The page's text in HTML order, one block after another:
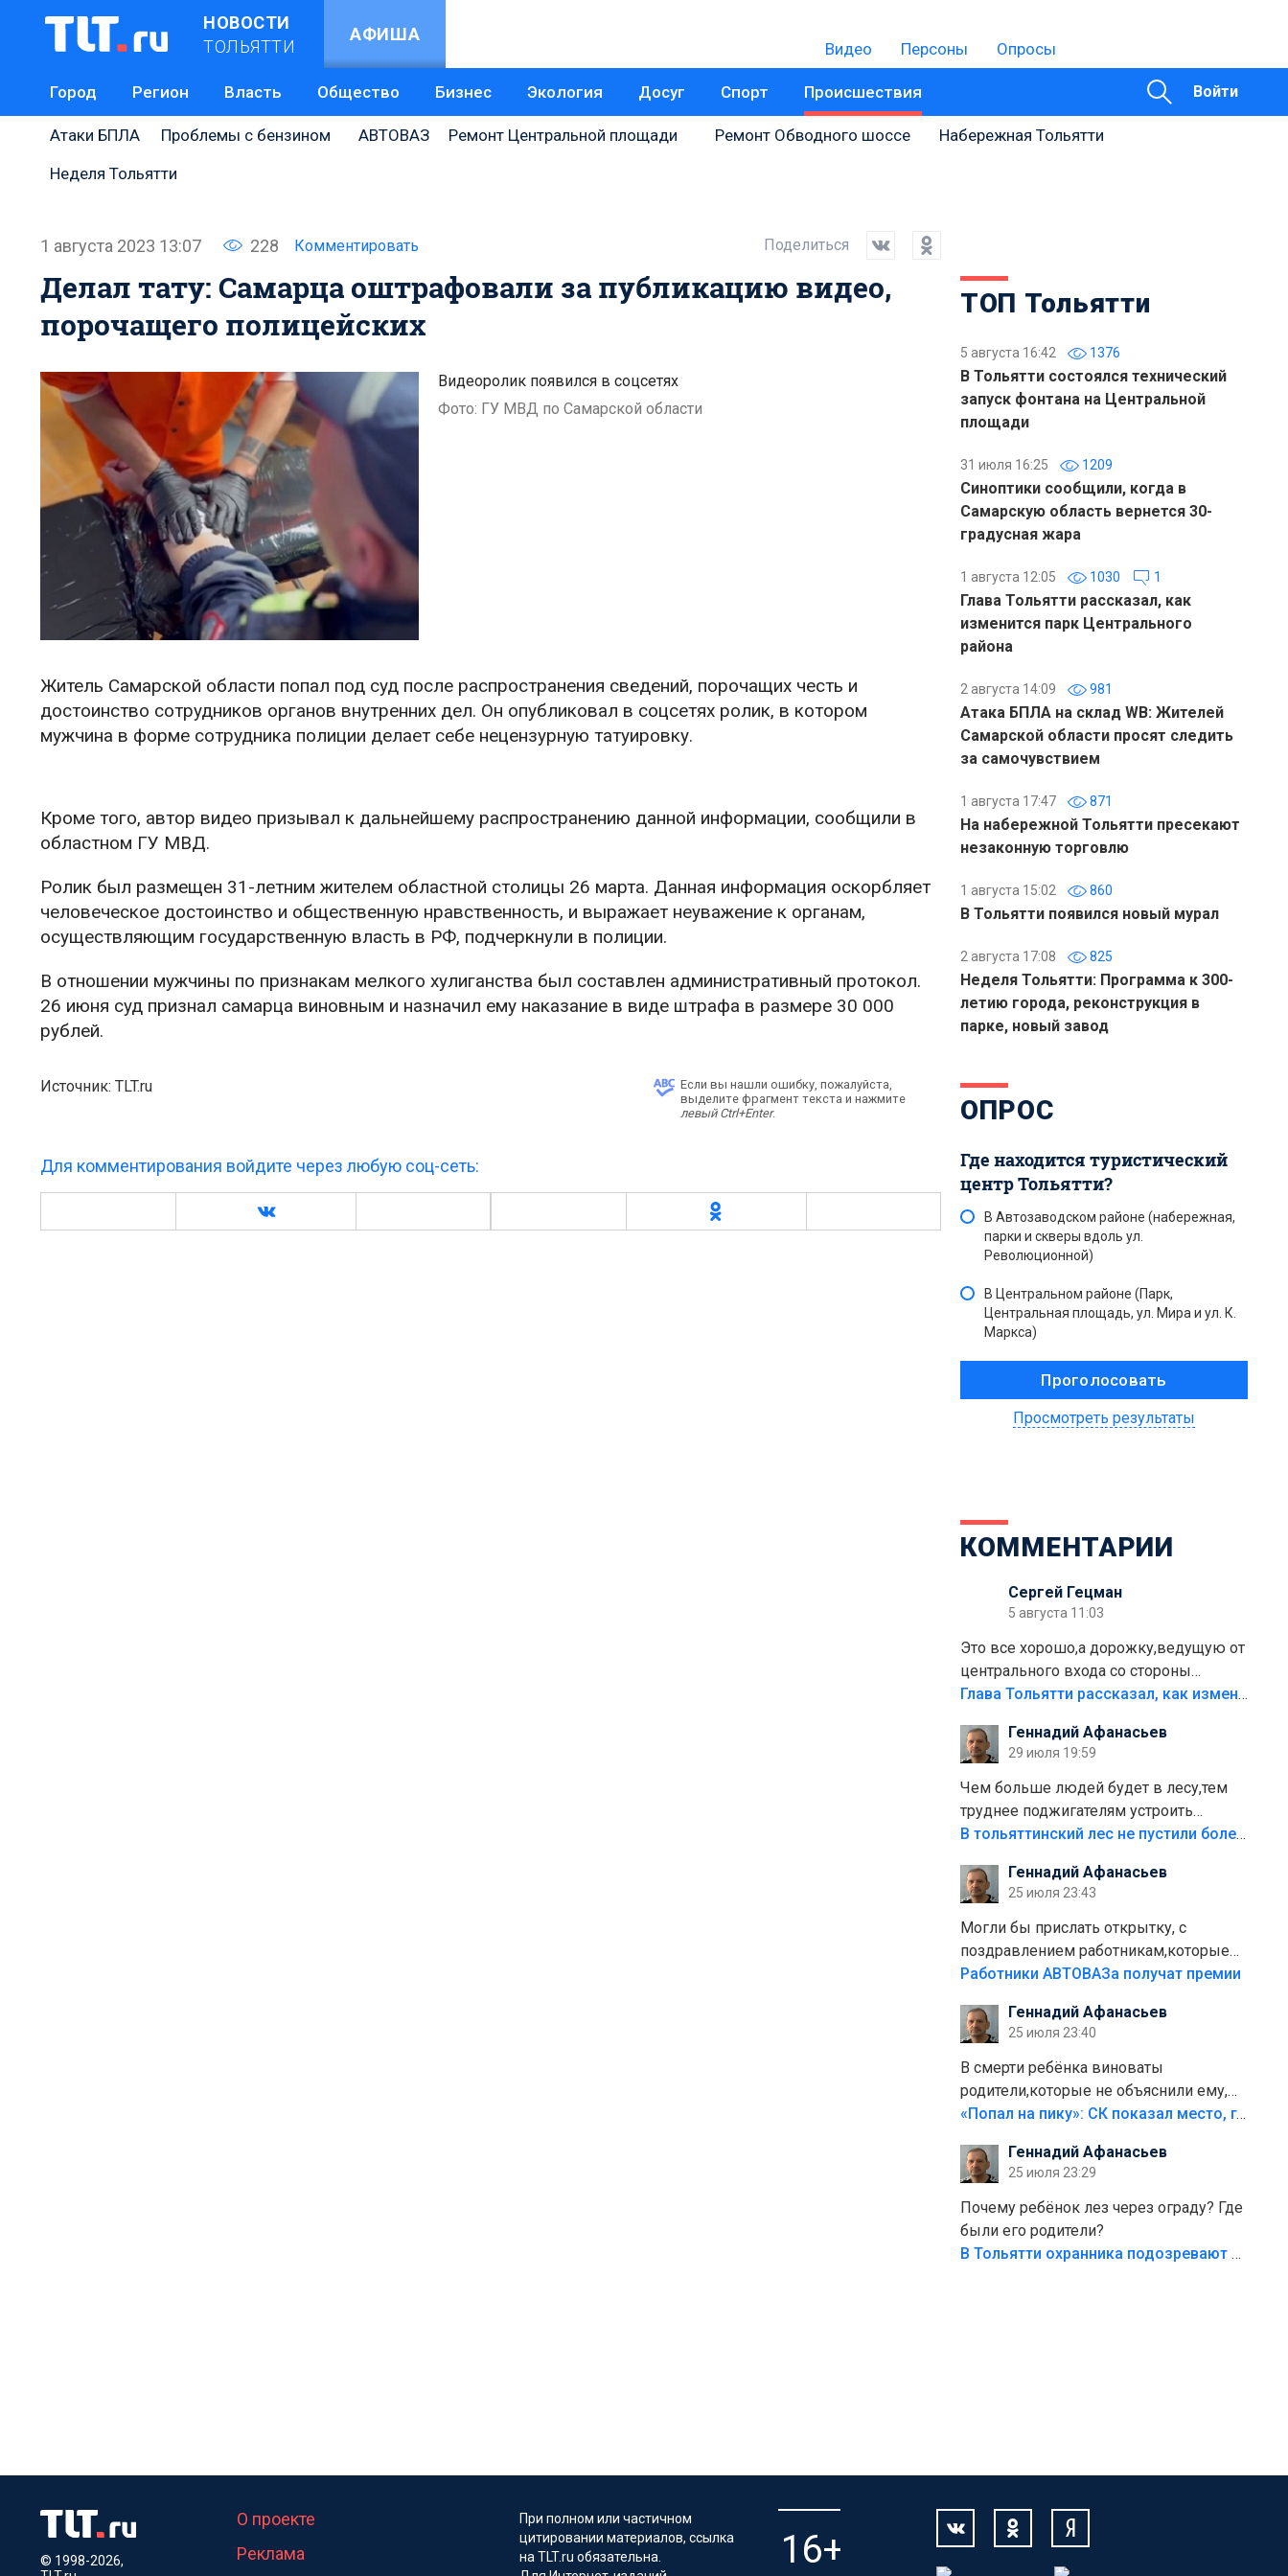
НОВОСТИ
ТОЛЬЯТТИ
АФИША
Видео Персоны Опросы
Город Регион Власть Общество Бизнес Экология Досуг Спорт Происшествия Войти
Атаки БПЛА Проблемы с бензином АВТОВАЗ Ремонт Центральной площади Ремонт Обводного шоссе
Набережная Тольятти
Неделя Тольятти
1 августа 2023 13:07 228 Комментировать Поделиться
Делал тату: Самарца оштрафовали за публикацию видео,
порочащего полицейских
Видеоролик появился в соцсетях
Фото: ГУ МВД по Самарской области
Житель Самарской области попал под суд после распространения сведений, порочащих честь и
достоинство сотрудников органов внутренних дел. Он опубликовал в соцсетях ролик, в котором
мужчина в форме сотрудника полиции делает себе нецензурную татуировку.
Кроме того, автор видео призывал к дальнейшему распространению данной информации, сообщили в
областном ГУ МВД.
Ролик был размещен 31-летним жителем областной столицы 26 марта. Данная информация оскорбляет
человеческое достоинство и общественную нравственность, и выражает неуважение к органам,
осуществляющим государственную власть в РФ, подчеркнули в полиции.
В отношении мужчины по признакам мелкого хулиганства был составлен административный протокол.
26 июня суд признал самарца виновным и назначил ему наказание в виде штрафа в размере 30 000
рублей.
Источник: TLT.ru
Если вы нашли ошибку, пожалуйста,
выделите фрагмент текста и нажмите
левый Ctrl+Enter.
Для комментирования войдите через любую соц-сеть:
ТОП Тольятти
5 августа 16:42 1376
В Тольятти состоялся технический
запуск фонтана на Центральной
площади
31 июля 16:25 1209
Синоптики сообщили, когда в
Самарскую область вернется 30-
градусная жара
1 августа 12:05 1030 1
Глава Тольятти рассказал, как
изменится парк Центрального
района
2 августа 14:09 981
Атака БПЛА на склад WB: Жителей
Самарской области просят следить
за самочувствием
1 августа 17:47 871
На набережной Тольятти пресекают
незаконную торговлю
1 августа 15:02 860
В Тольятти появился новый мурал
2 августа 17:08 825
Неделя Тольятти: Программа к 300-
летию города, реконструкция в
парке, новый завод
ОПРОС
Где находится туристический
центр Тольятти?
В Автозаводском районе (набережная,
парки и скверы вдоль ул.
Революционной)
В Центральном районе (Парк,
Центральная площадь, ул. Мира и ул. К.
Маркса)
Просмотреть результаты
КОММЕНТАРИИ
Сергей Гецман
5 августа 11:03
Это все хорошо,а дорожку,ведущую от
центрального входа со стороны
кафе"Мираж" к аттракционам слабо
плитки не хватило,т.к.осенью и зимой
лежала в парке и испортилась.Да
еще,видимо,часть украли.
Глава Тольятти рассказал, как изменится парк Центрального района
Геннадий Афанасьев
29 июля 19:59
Чем больше людей будет в лесу,тем
труднее поджигателям устроить
пожар.Тех кто разводит костры,тех
полно стоит,почему водители всё
равно едут в лес? Штрафы мизерные.
В тольяттинский лес не пустили более тысячи автомобилей
Геннадий Афанасьев
25 июля 23:43
Могли бы прислать открытку, с
поздравлением работникам,которые
больше сорока лет отработали на
Работники АВТОВАЗа получат премии
Геннадий Афанасьев
25 июля 23:40
В смерти ребёнка виноваты
родители,которые не объяснили ему,
что такое хорошо и что такое плохо!
безумия,есть же калитка,ворота!
Жалко ребёнка,но он сам выбрал свою
судьбу.
«Попал на пику»: СК показал место, где был смертельно травмирован ребенок в Тольятти
Геннадий Афанасьев
25 июля 23:29
Почему ребёнок лез через ограду? Где
были его родители?
В Тольятти охранника подозревают в причинении смерти ребенку
© 1998-2026,
О проекте
Реклама
При полном или частичном
цитировании материалов, ссылка
на TLT.ru обязательна.